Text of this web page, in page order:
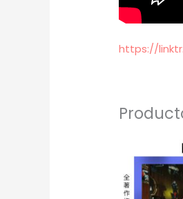
https://